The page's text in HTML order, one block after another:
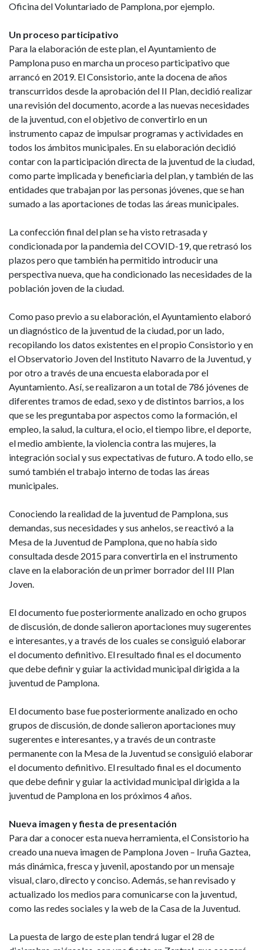
Oficina del Voluntariado de Pamplona, por ejemplo.
Un proceso participativo
Para la elaboración de este plan, el Ayuntamiento de
Pamplona puso en marcha un proceso participativo que
arrancó en 2019. El Consistorio, ante la docena de años
transcurridos desde la aprobación del II Plan, decidió realizar
una revisión del documento, acorde a las nuevas necesidades
de la juventud, con el objetivo de convertirlo en un
instrumento capaz de impulsar programas y actividades en
todos los ámbitos municipales. En su elaboración decidió
contar con la participación directa de la juventud de la ciudad,
como parte implicada y beneficiaria del plan, y también de las
entidades que trabajan por las personas jóvenes, que se han
sumado a las aportaciones de todas las áreas municipales.
La confección final del plan se ha visto retrasada y
condicionada por la pandemia del COVID-19, que retrasó los
plazos pero que también ha permitido introducir una
perspectiva nueva, que ha condicionado las necesidades de la
población joven de la ciudad.
Como paso previo a su elaboración, el Ayuntamiento elaboró
un diagnóstico de la juventud de la ciudad, por un lado,
recopilando los datos existentes en el propio Consistorio y en
el Observatorio Joven del Instituto Navarro de la Juventud, y
por otro a través de una encuesta elaborada por el
Ayuntamiento. Así, se realizaron a un total de 786 jóvenes de
diferentes tramos de edad, sexo y de distintos barrios, a los
que se les preguntaba por aspectos como la formación, el
empleo, la salud, la cultura, el ocio, el tiempo libre, el deporte,
el medio ambiente, la violencia contra las mujeres, la
integración social y sus expectativas de futuro. A todo ello, se
sumó también el trabajo interno de todas las áreas
municipales.
Conociendo la realidad de la juventud de Pamplona, sus
demandas, sus necesidades y sus anhelos, se reactivó a la
Mesa de la Juventud de Pamplona, que no había sido
consultada desde 2015 para convertirla en el instrumento
clave en la elaboración de un primer borrador del III Plan
Joven.
El documento fue posteriormente analizado en ocho grupos
de discusión, de donde salieron aportaciones muy sugerentes
e interesantes, y a través de los cuales se consiguió elaborar
el documento definitivo. El resultado final es el documento
que debe definir y guiar la actividad municipal dirigida a la
juventud de Pamplona.
El documento base fue posteriormente analizado en ocho
grupos de discusión, de donde salieron aportaciones muy
sugerentes e interesantes, y a través de un contraste
permanente con la Mesa de la Juventud se consiguió elaborar
el documento definitivo. El resultado final es el documento
que debe definir y guiar la actividad municipal dirigida a la
juventud de Pamplona en los próximos 4 años.
Nueva imagen y fiesta de presentación
Para dar a conocer esta nueva herramienta, el Consistorio ha
creado una nueva imagen de Pamplona Joven – Iruña Gaztea,
más dinámica, fresca y juvenil, apostando por un mensaje
visual, claro, directo y conciso. Además, se han revisado y
actualizado los medios para comunicarse con la juventud,
como las redes sociales y la web de la Casa de la Juventud.
La puesta de largo de este plan tendrá lugar el 28 de